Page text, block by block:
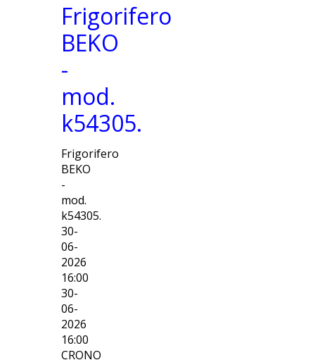
Frigorifero
BEKO
-
mod.
k54305.
Frigorifero
BEKO
-
mod.
k54305.
30-
06-
2026
16:00
30-
06-
2026
16:00
CRONO